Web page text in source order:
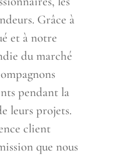
Grâce à
et à notre
du marché
pendant la
leurs projets.
client
que nous